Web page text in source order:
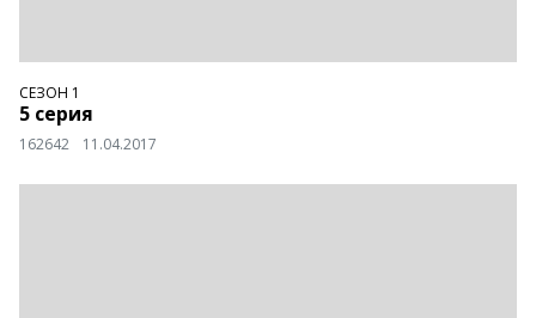
СЕЗОН 1
5 серия
162642 11.04.2017